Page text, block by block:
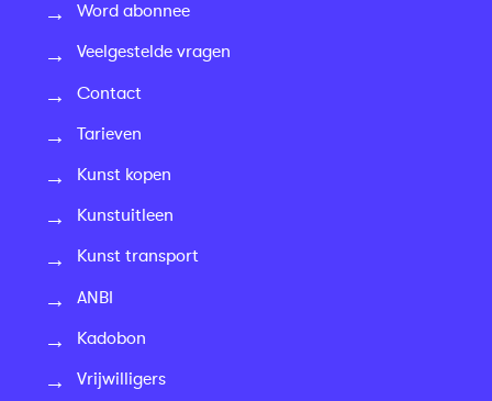
Word abonnee
Veelgestelde vragen
Contact
Tarieven
Kunst kopen
Kunstuitleen
Kunst transport
ANBI
Kadobon
Vrijwilligers